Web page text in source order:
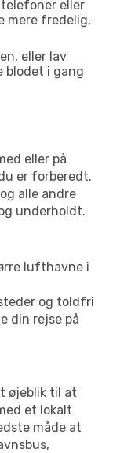
eller
mere fredelig,
eller lav
i gang
eller på
er forberedt.
alle andre
underholdt.
lufthavne i
og toldfri
din rejse på
øjeblik til at
et lokalt
måde at